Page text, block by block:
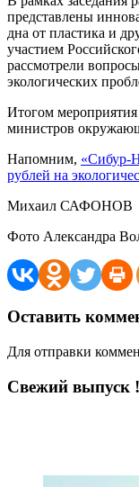
представлены
дна от пластика и
участием
рассмотрели
экологических
Итогом мероприятия
министров
Напомним, «Сибур-
рублей на
Михаил САФОНОВ
Фото Александра
Оставить
Для отправки
Свежий выпуск